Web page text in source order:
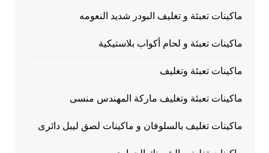
ماكينات تعبئة و تغليف البودر شديد النعومه
ماكينات تعبئة و لحام أكواب بلاستيكية
ماكينات تعبئة وتغليف
ماكينات تعبئة وتغليف ماركة المهندس منسى
ماكينات تغليف بالسلوفان و ماكينات لصق ليبل دائرى